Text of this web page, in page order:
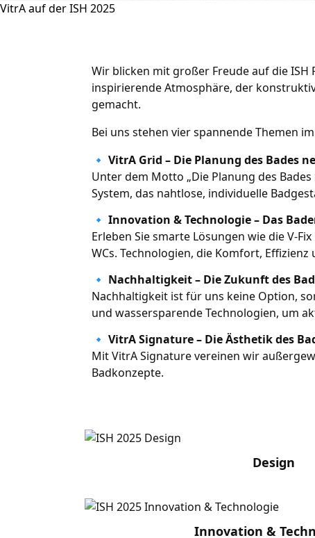
VitrA auf der ISH 2025
Wir blicken mit großer Freude auf die
inspirierende Atmosphäre, der
gemacht.
Bei uns stehen vier spannende Themen
🔹 VitrA Grid – Die Planung des Bades
Unter dem Motto „Die Planung des
System, das nahtlose, individuelle
🔹 Innovation & Technologie – Das
Erleben Sie smarte Lösungen wie die V-
WCs. Technologien, die Komfort,
🔹 Nachhaltigkeit – Die Zukunft des
Nachhaltigkeit ist für uns keine Option,
und wassersparende Technologien, um
🔹 VitrA Signature – Die Ästhetik des
Mit VitrA Signature vereinen wir
Badkonzepte.
Design
Innovation &